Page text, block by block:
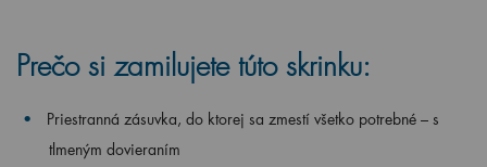
Prečo si zamilujete túto skrinku:
Priestranná zásuvka, do ktorej sa zmestí všetko potrebné – s
tlmeným dovieraním